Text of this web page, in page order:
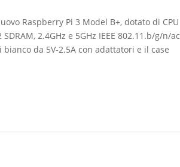
Raspberry Pi 3 Model B+, dotato di CPU
2.4GHz e 5GHz IEEE 802.11.b/g/n/ac
bianco da 5V-2.5A con adattatori e il case